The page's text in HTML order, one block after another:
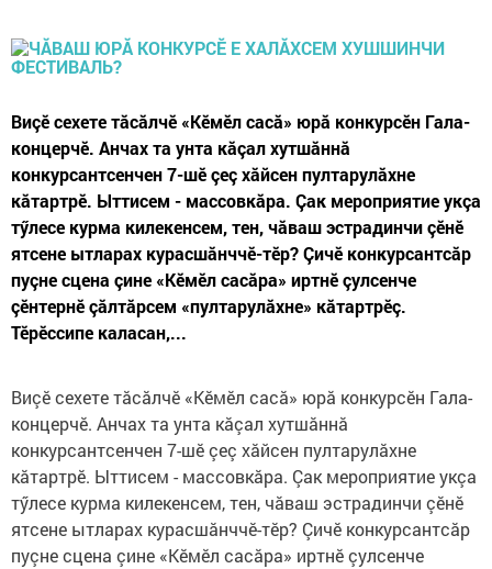
Виçӗ сехете тăсăлчӗ «Кӗмӗл сасă» юрă конкурсӗн Гала-
концерчӗ. Анчах та унта кăçал хутшăннă
конкурсантсенчен 7-шӗ çеç хăйсен пултарулăхне
кăтартрӗ. Ыттисем - массовкăра. Çак мероприятие укçа
тӳлесе курма килекенсем, тен, чăваш эстрадинчи çӗнӗ
ятсене ытларах курасшăнччӗ-тӗр? Çичӗ конкурсантсăр
пуçне сцена çине «Кӗмӗл сасăра» иртнӗ çулсенче
çӗнтернӗ çăлтăрсем «пултарулăхне» кăтартрӗç.
Тӗрӗссипе каласан,...
Виçӗ сехете тăсăлчӗ «Кӗмӗл сасă» юрă конкурсӗн Гала-
концерчӗ. Анчах та унта кăçал хутшăннă
конкурсантсенчен 7-шӗ çеç хăйсен пултарулăхне
кăтартрӗ. Ыттисем - массовкăра. Çак мероприятие укçа
тӳлесе курма килекенсем, тен, чăваш эстрадинчи çӗнӗ
ятсене ытларах курасшăнччӗ-тӗр? Çичӗ конкурсантсăр
пуçне сцена çине «Кӗмӗл сасăра» иртнӗ çулсенче